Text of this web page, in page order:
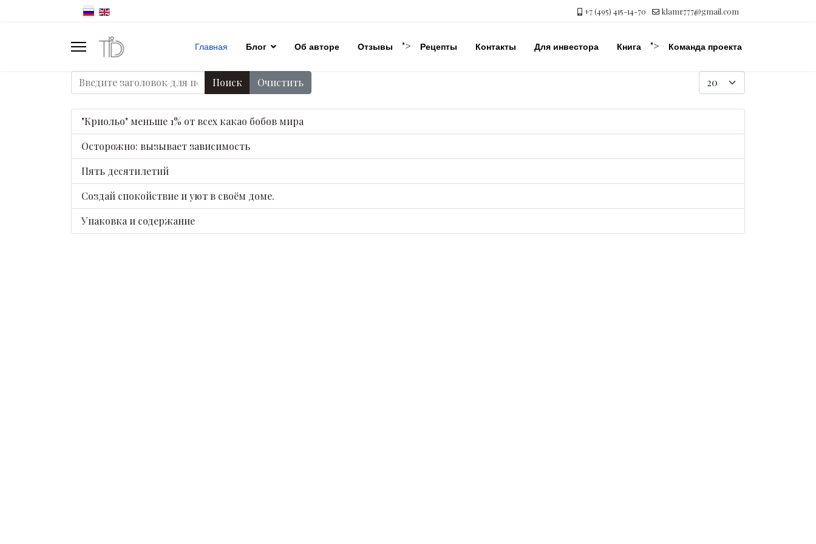
+7 (495) 415-14-70 klamr777@gmail.com
Главная Блог Об авторе Отзывы "> Рецепты Контакты Для инвестора Книга "> Команда проекта
Введите заголовок для поиска...Поиск Очистить
"Криольо" меньше 1% от всех какао бобов мира
Осторожно: вызывает зависимость
Пять десятилетий
Создай спокойствие и уют в своём доме.
Упаковка и содержание